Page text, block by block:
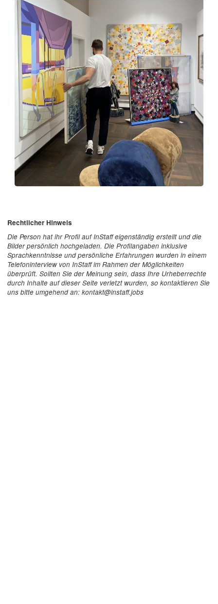
Rechtlicher Hinweis
Die Person hat ihr Profil auf InStaff eigenständig erstellt und die
Bilder persönlich hochgeladen. Die Profilangaben inklusive
Sprachkenntnisse und persönliche Erfahrungen wurden in einem
Telefoninterview von InStaff im Rahmen der Möglichkeiten
überprüft. Sollten Sie der Meinung sein, dass Ihre Urheberrechte
durch Inhalte auf dieser Seite verletzt wurden, so kontaktieren Sie
uns bitte umgehend an: kontakt@instaff.jobs